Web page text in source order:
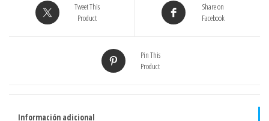
INDUSTRIAL
Tweet This
Product
Share on
Facebook
Pin This
Product
Información adicional